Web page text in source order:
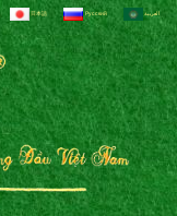
日本語 Русский العربية